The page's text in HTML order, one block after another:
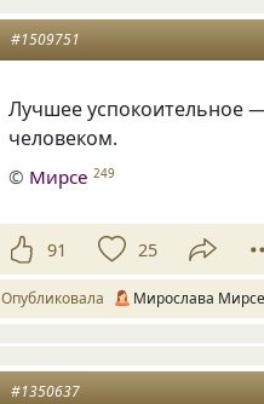
#1509751
Лучшее успокоительное
человеком.
© Мирсе 249
91 25
Опубликовала Мирослава Мирсе
#1350637